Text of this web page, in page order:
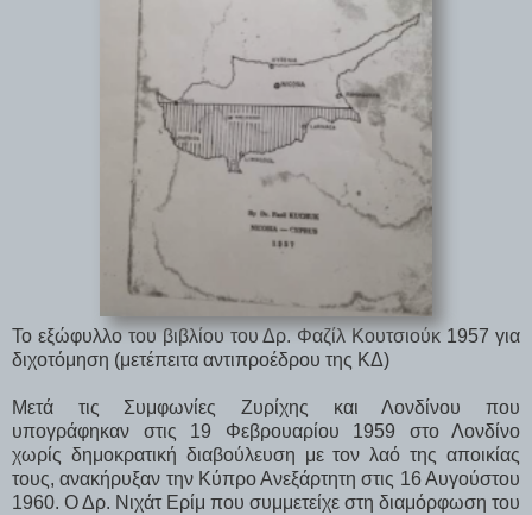
Το εξώφυλλο του βιβλίου του Δρ. Φαζίλ Κουτσιούκ 1957 για
διχοτόμηση (μετέπειτα αντιπροέδρου της ΚΔ)
Μετά τις Συμφωνίες Ζυρίχης και Λονδίνου που
υπογράφηκαν στις 19 Φεβρουαρίου 1959 στο Λονδίνο
χωρίς δημοκρατική διαβούλευση με τον λαό της αποικίας
τους, ανακήρυξαν την Κύπρο Ανεξάρτητη στις 16 Αυγούστου
1960. Ο Δρ. Νιχάτ Ερίμ που συμμετείχε στη διαμόρφωση του